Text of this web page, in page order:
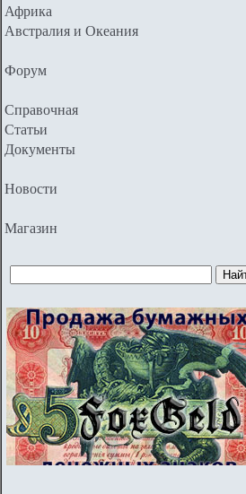
Африка
Австралия и Океания
Форум
Справочная
Статьи
Документы
Новости
Магазин